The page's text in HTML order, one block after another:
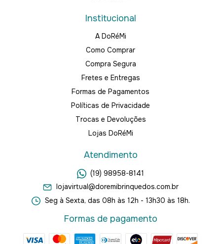
Institucional
A DoRéMi
Como Comprar
Compra Segura
Fretes e Entregas
Formas de Pagamentos
Políticas de Privacidade
Trocas e Devoluções
Lojas DoRéMi
Atendimento
(19) 98958-8141
lojavirtual@doremibrinquedos.com.br
Seg à Sexta, das 08h às 12h - 13h30 às 18h.
Formas de pagamento